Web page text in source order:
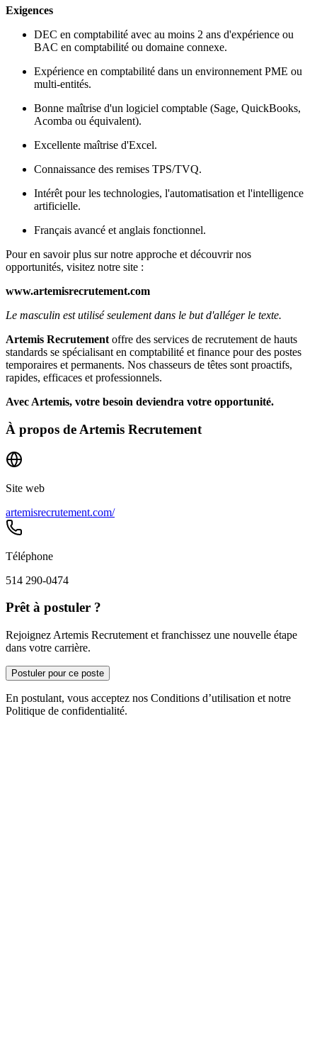
Exigences
DEC en comptabilité avec au moins 2 ans d'expérience ou
BAC en comptabilité ou domaine connexe.
Expérience en comptabilité dans un environnement PME ou
multi-entités.
Bonne maîtrise d'un logiciel comptable (Sage, QuickBooks,
Acomba ou équivalent).
Excellente maîtrise d'Excel.
Connaissance des remises TPS/TVQ.
Intérêt pour les technologies, l'automatisation et l'intelligence
artificielle.
Français avancé et anglais fonctionnel.
Pour en savoir plus sur notre approche et découvrir nos
opportunités, visitez notre site :
www.artemisrecrutement.com
Le masculin est utilisé seulement dans le but d'alléger le texte.
Artemis Recrutement offre des services de recrutement de hauts
standards se spécialisant en comptabilité et finance pour des postes
temporaires et permanents. Nos chasseurs de têtes sont proactifs,
rapides, efficaces et professionnels.
Avec Artemis, votre besoin deviendra votre opportunité.
À propos de Artemis Recrutement
Site web
artemisrecrutement.com/
Téléphone
514 290-0474
Prêt à postuler ?
Rejoignez Artemis Recrutement et franchissez une nouvelle étape
dans votre carrière.
Postuler pour ce poste
En postulant, vous acceptez nos Conditions d’utilisation et notre
Politique de confidentialité.